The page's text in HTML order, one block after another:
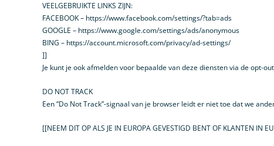
VEELGEBRUIKTE LINKS ZIJN:
FACEBOOK – https://www.facebook.com/settings/?tab=ads
GOOGLE – https://www.google.com/settings/ads/anonymous
BING – https://account.microsoft.com/privacy/ad-settings/
]]
Je kunt je ook afmelden voor bepaalde van deze diensten via de opt-
DO NOT TRACK
Een “Do Not Track”-signaal van je browser leidt er niet toe dat we
[[NEEM DIT OP ALS JE IN EUROPA GEVESTIGD BENT OF KLANTEN IN